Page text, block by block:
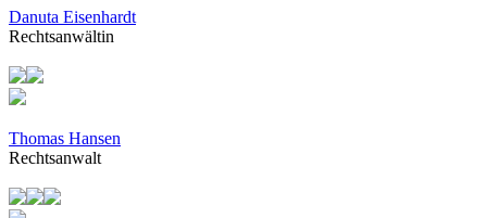
Danuta Eisenhardt
Rechtsanwältin
Thomas Hansen
Rechtsanwalt